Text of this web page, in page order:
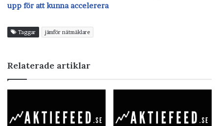
upp för att kunna accelerera
Taggar jämför nätmäklare
Relaterade artiklar